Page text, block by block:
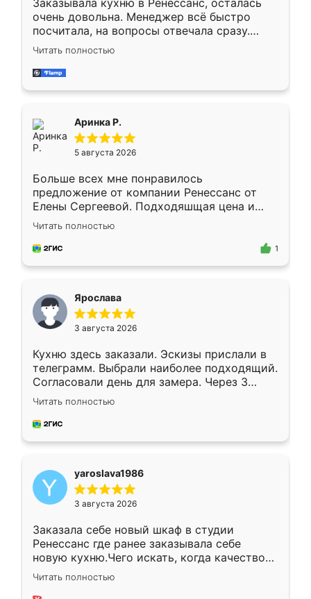
Заказывала кухню в Ренессанс, осталась
очень довольна. Менеджер всё быстро
посчитала, на вопросы отвечала сразу.
Замерщик приехал в субботу, подошёл к
делу со всей ответственностью. Собрали
за день, ребята работали аккуратно, даже
Читать полностью
Аринка Р.
5 августа 2026
Больше всех мне понравилось
предложение от компании Ренессанс от
Елены Сергеевой. Подходяшщая цена и
короткие сроки изготовления. Приехавший
для замера сотрудник Владислав
предложил по моему эскизу самый
Читать полностью
1
Ярослава
3 августа 2026
Кухню здесь заказали. Эскизы прислали в
телеграмм. Выбрали наиболее подходящий.
Согласовали день для замера. Через 3
недели кухня была уже готова. Остались
довольны работой. Спасибо Ренессанс
мебель за качественную работу!
Читать полностью
yaroslava1986
3 августа 2026
Заказала себе новый шкаф в студии
Ренессанс где ранее заказывала себе
новую кухню.Чего искать, когда качеством
вполне довольна. Служит кухня уже почти
два года, нареканий нет.
Читать полностью